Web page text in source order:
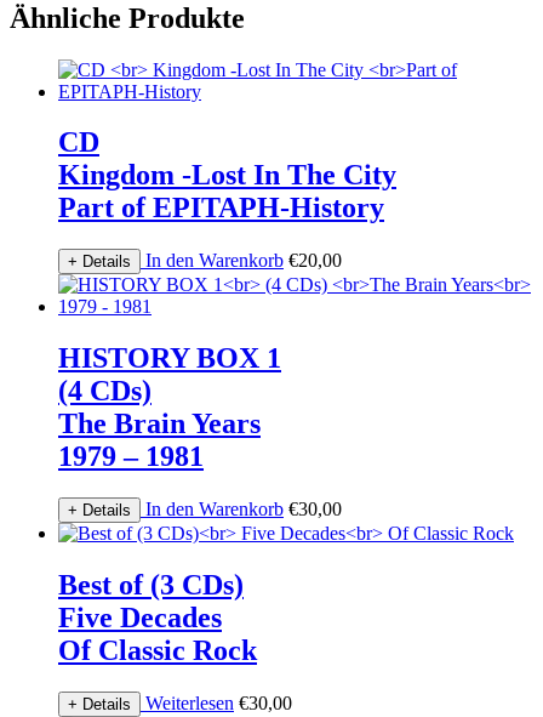
Ähnliche Produkte
CD
Kingdom -Lost In The City
Part of EPITAPH-History
+ Details In den Warenkorb €20,00
HISTORY BOX 1
(4 CDs)
The Brain Years
1979 – 1981
+ Details In den Warenkorb €30,00
Best of (3 CDs)
Five Decades
Of Classic Rock
+ Details Weiterlesen €30,00